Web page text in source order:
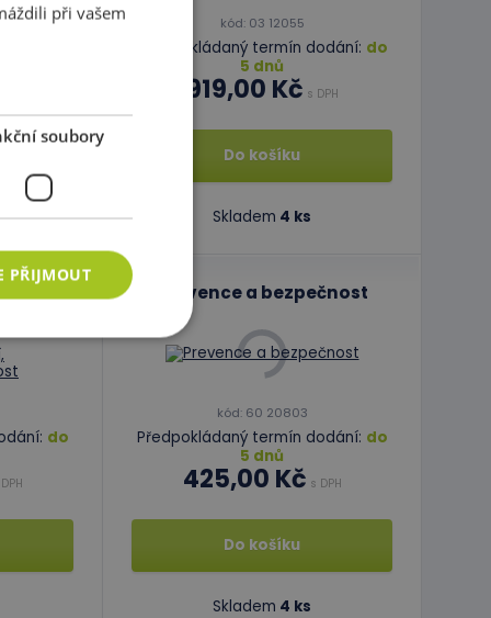
kód: 03 12055
Předpokládaný termín dodání: do
5 dnů
919,00 Kč s DPH
Do košíku
Skladem 4 ks
do
Prevence a bezpečnost
kód: 60 20803
Předpokládaný termín dodání: do
5 dnů
425,00 Kč s DPH
Do košíku
Skladem 4 ks
při vašem
soubory
PŘIJMOUT
účtu. Webové
PHP. Toto je
číslo,
ale dobrým